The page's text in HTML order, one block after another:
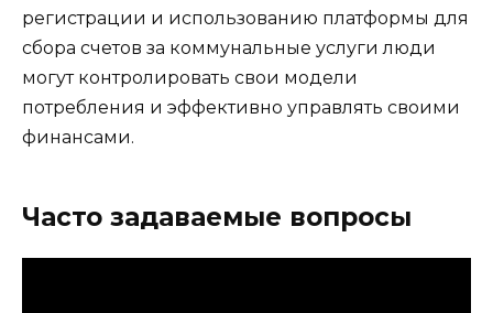
регистрации и использованию платформы для
сбора счетов за коммунальные услуги люди
могут контролировать свои модели
потребления и эффективно управлять своими
финансами.
Часто задаваемые вопросы